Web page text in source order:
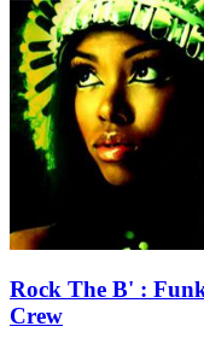
Rock The B' :
Crew